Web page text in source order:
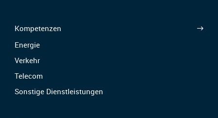
Kompetenzen
Energie
Verkehr
Telecom
Sonstige Dienstleistungen